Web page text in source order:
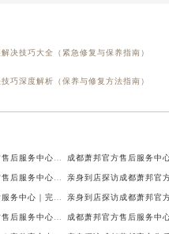
决技巧大全（紧急修复与保养指南）
巧深度解析（保养与修复方法指南）